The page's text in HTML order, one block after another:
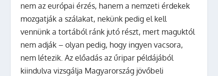
nem az európai érzés, hanem a nemzeti érdekek
mozgatják a szálakat, nekünk pedig el kell
vennünk a tortából ránk jutó részt, mert maguktól
nem adják – olyan pedig, hogy ingyen vacsora,
nem létezik. Az előadás az űripar példájából
kiindulva vizsgálja Magyarország jövőbeli